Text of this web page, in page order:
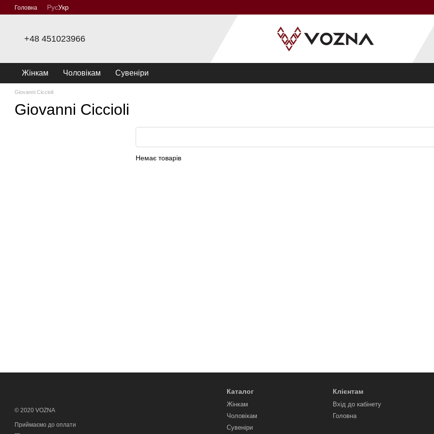
Перейти до основного контенту
Головна РусУкр
+48 451023966
Жінкам Чоловікам Сувеніри
Giovanni Ciccioli
Giovanni Ciccioli
Немає товарів
© 2020 VOZNA
Приймаємо до оплати
Каталог
Жінкам
Чоловікам
Сувеніри
Клієнтам
Вхід до кабінету
Головна